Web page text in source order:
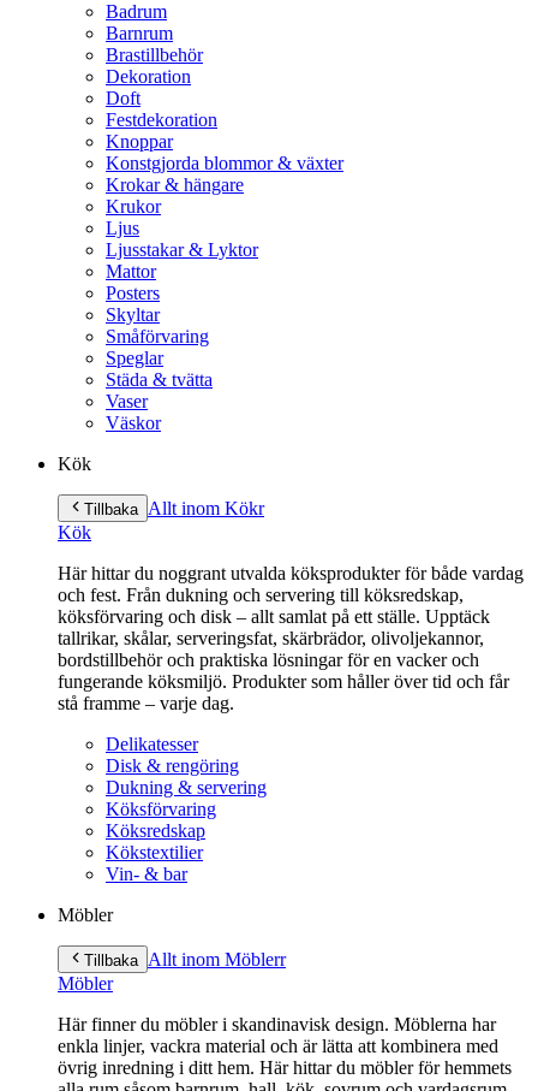
Badrum
Barnrum
Brastillbehör
Dekoration
Doft
Festdekoration
Knoppar
Konstgjorda blommor & växter
Krokar & hängare
Krukor
Ljus
Ljusstakar & Lyktor
Mattor
Posters
Skyltar
Småförvaring
Speglar
Städa & tvätta
Vaser
Väskor
Kök
Tillbaka Allt inom Kökr
Kök
Här hittar du noggrant utvalda köksprodukter för både vardag
och fest. Från dukning och servering till köksredskap,
köksförvaring och disk – allt samlat på ett ställe. Upptäck
tallrikar, skålar, serveringsfat, skärbrädor, olivoljekannor,
bordstillbehör och praktiska lösningar för en vacker och
fungerande köksmiljö. Produkter som håller över tid och får
stå framme – varje dag.
Delikatesser
Disk & rengöring
Dukning & servering
Köksförvaring
Köksredskap
Kökstextilier
Vin- & bar
Möbler
Tillbaka Allt inom Möblerr
Möbler
Här finner du möbler i skandinavisk design. Möblerna har
enkla linjer, vackra material och är lätta att kombinera med
övrig inredning i ditt hem. Här hittar du möbler för hemmets